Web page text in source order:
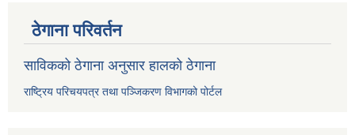
ठेगाना परिवर्तन
साविकको ठेगाना अनुसार हालको ठेगाना
राष्ट्रिय परिचयपत्र तथा पञ्जिकरण विभागको पोर्टल